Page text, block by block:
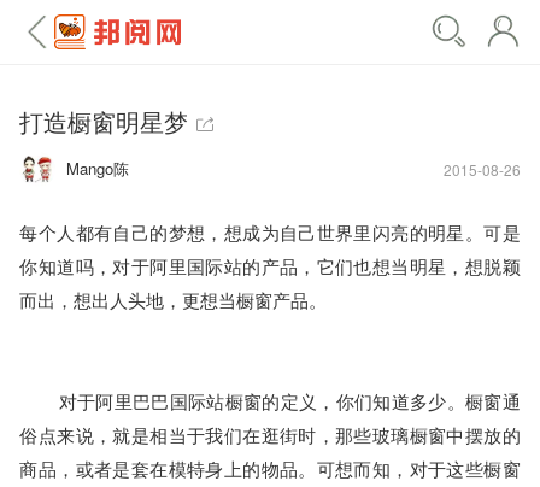
打造橱窗明星梦
Mango陈 2015-08-26
每个人都有自己的梦想，想成为自己世界里闪亮的明星。可是
你知道吗，对于阿里国际站的产品，它们也想当明星，想脱颖
而出，想出人头地，更想当橱窗产品。
俗点来说，就是相当于我们在逛街时，那些玻璃橱窗中摆放的
商品，或者是套在模特身上的物品。可想而知，对于这些橱窗